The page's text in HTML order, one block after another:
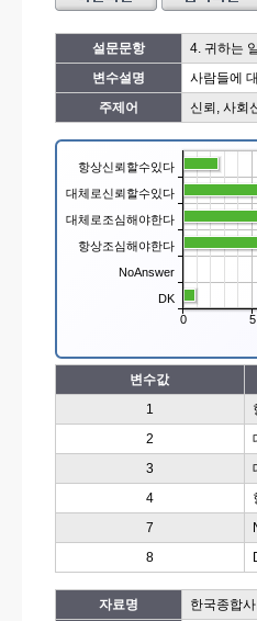
설문문항
4. 귀하는
변수설명
사람들에
주제어
신뢰, 사회
항상신뢰할수있다
대체로신뢰할수있다
대체로조심해야한다
항상조심해야한다
NoAnswer
DK
0 5
변수값
1
2
3
4
7
8
자료명
한국종합